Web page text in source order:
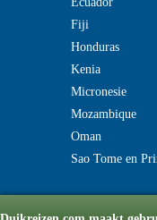
Fiji
Honduras
Kenia
Micronesie
Mozambique
Oman
Sao Tome en